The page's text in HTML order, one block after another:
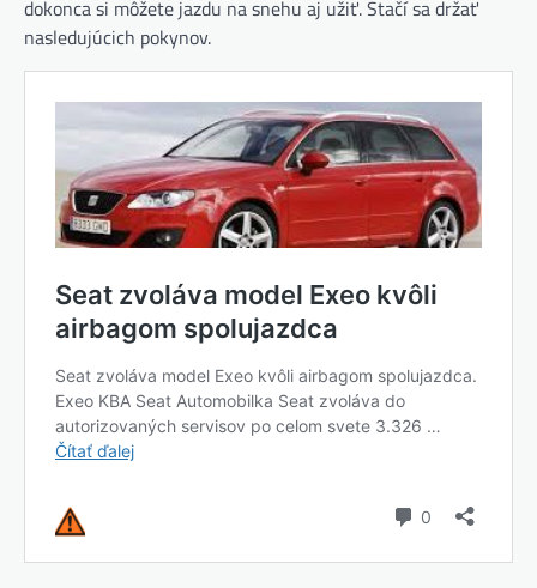
dokonca si môžete jazdu na snehu aj užiť. Stačí sa držať
nasledujúcich pokynov.